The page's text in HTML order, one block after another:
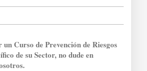
un Curso de Prevención de Riesgos
de su Sector, no dude en